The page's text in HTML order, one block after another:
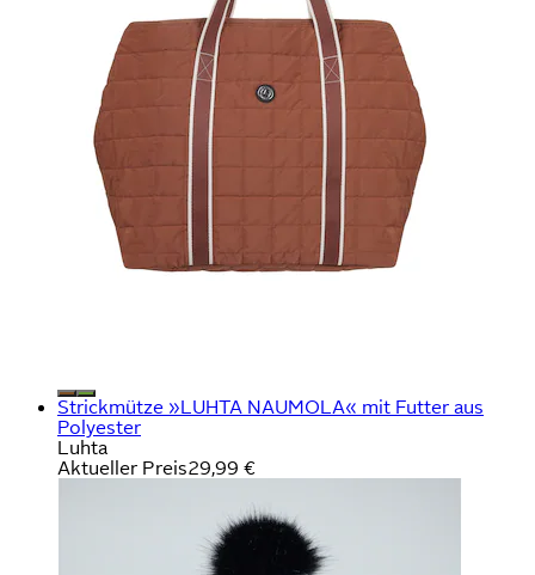
Strickmütze »LUHTA NAUMOLA« mit Futter aus
Polyester
Luhta
Aktueller Preis29,99 €